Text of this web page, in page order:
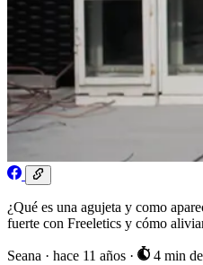
¿Qué es una agujeta y como
fuerte con Freeletics y cómo
Seana · hace 11 años · 4 min